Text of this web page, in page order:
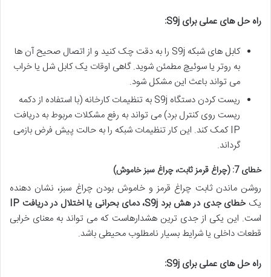
راه حل های عملی برای S9j:
کابل های شبکه S9j را به دقت چک کنید و از اتصال صحیح آن ها
به روتر یا سوئیچ مطمئن شوید. گاهی اوقات یک کابل شل یا خراب
می تواند باعث این مشکل شود.
ریست کردن دستگاه S9j به تنظیمات کارخانه (با استفاده از دکمه
ریست روی کنترل برد) می تواند به رفع مشکلات مربوط به دریافت
IP کمک کند. این کار تنظیمات شبکه را به حالت پیش فرض بازمی
گرداند.
خطای 7: (چراغ قرمز ثابت، چراغ سبز خاموش)
روشن ماندن ثابت چراغ قرمز و خاموش بودن چراغ سبز، نشان دهنده
یکخطای جدی در هش برد S9j، دمای بحرانی یا اختلال در دریافت IP
است. این یکی از جدی ترین هشدارهاست که می تواند به معنای خرابی
قطعات داخلی یا شرایط بسیار نامطلوب محیطی باشد.
راه حل های عملی برای S9j: